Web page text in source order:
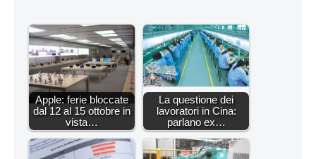
Apple: ferie bloccate
dal 12 al 15 ottobre in
vista…
La questione dei
lavoratori in Cina:
parlano ex…